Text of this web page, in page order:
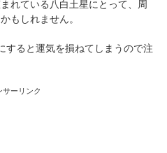
れている八白土星にとって、周
もしれません。
すると運気を損ねてしまうので注
サーリンク